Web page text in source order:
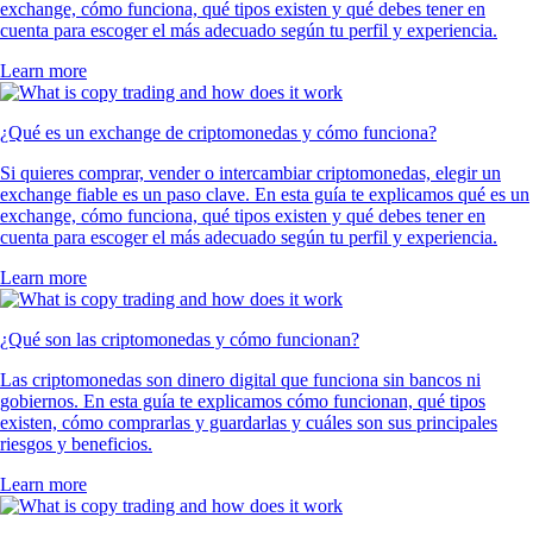
exchange, cómo funciona, qué tipos existen y qué debes tener en
cuenta para escoger el más adecuado según tu perfil y experiencia.
Learn more
¿Qué es un exchange de criptomonedas y cómo funciona?
Si quieres comprar, vender o intercambiar criptomonedas, elegir un
exchange fiable es un paso clave. En esta guía te explicamos qué es un
exchange, cómo funciona, qué tipos existen y qué debes tener en
cuenta para escoger el más adecuado según tu perfil y experiencia.
Learn more
¿Qué son las criptomonedas y cómo funcionan?
Las criptomonedas son dinero digital que funciona sin bancos ni
gobiernos. En esta guía te explicamos cómo funcionan, qué tipos
existen, cómo comprarlas y guardarlas y cuáles son sus principales
riesgos y beneficios.
Learn more